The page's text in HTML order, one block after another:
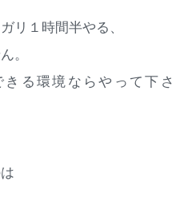
リ１時間半やる、
。
きる環境ならやって下さ